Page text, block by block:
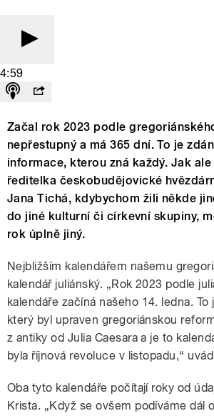
4:59
Začal rok 2023 podle
nepřestupný a má 365 dní. To je
informace, kterou zná každý. Jak
ředitelka českobudějovické
Jana Tichá, kdybychom žili někde
do jiné kulturní či církevní skupiny,
rok úplně jiný.
Nejbližším kalendářem našemu
kalendář juliánský. „Rok 2023 podle
kalendáře začíná našeho 14. ledna. To
který byl upraven gregoriánskou
z antiky od Julia Caesara a je to
byla říjnová revoluce v listopadu,“
Oba tyto kalendáře počítají roky od
Krista. „Když se ovšem podíváme dál